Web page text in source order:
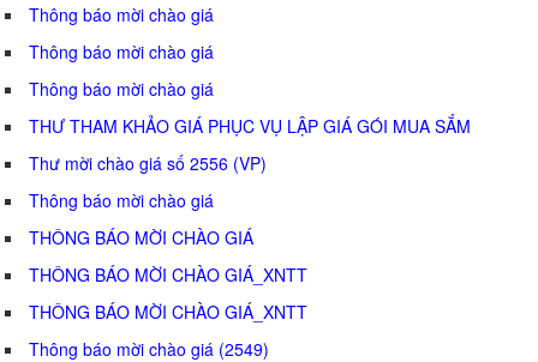
Thông báo mời chào giá
Thông báo mời chào giá
Thông báo mời chào giá
THƯ THAM KHẢO GIÁ PHỤC VỤ LẬP GIÁ GÓI MUA SẮM
Thư mời chào giá số 2556 (VP)
Thông báo mời chào giá
THÔNG BÁO MỜI CHÀO GIÁ
THÔNG BÁO MỜI CHÀO GIÁ_XNTT
THÔNG BÁO MỜI CHÀO GIÁ_XNTT
Thông báo mời chào giá (2549)